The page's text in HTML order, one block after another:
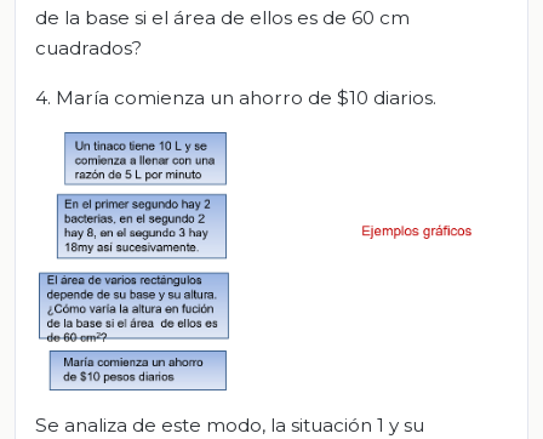
de la base si el área de ellos es de 60 cm
cuadrados?
4. María comienza un ahorro de $10 diarios.
Se analiza de este modo, la situación 1 y su